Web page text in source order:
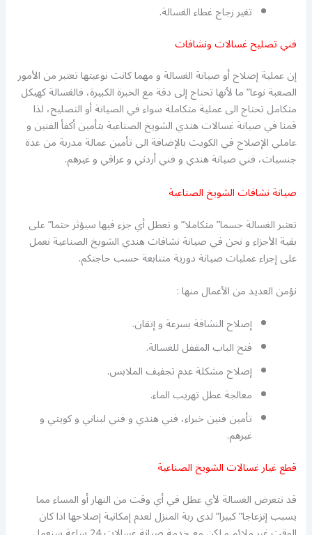
تغير زجاج غطاء الغسالة.
فني تصليح غسالات ونشافات
إن عملية إصلاح أو صيانة الغسالة و مهما كانت نوعيتها تعتبر من الأمور
الصعبة نوعا” ما لأنها تحتاج إلى دقة مع الخبرة الكبيرة، فالغسالة كهيكل
متكامل تحتاج الى عملية متكاملة سواء في الصيانة أو التصليح، لذا
قمنا في صيانة غسالات هندي الشويخ الصناعية بتأمين أكفأ الفنين و
عاملي الإصلاح في الكويت بالإضافة الى تأمين عمالة مدربة من عدة
جنسيات، فني صيانة هندي و فني أردني و عراقي و غيرهم.
صيانة نشافات الشويخ الصناعية
تعتبر الغسالة جسما” متكاملا” و تعطل أي جزء فيها سيؤثر حتما” على
بقية الأجزاء و نحن في صيانة نشافات هندي الشويخ الصناعية نعمل
على إجراء عمليات صيانة دورية متتابعة حسب حاجتكم.
نؤمن العديد من الأعمال منها :
إصلاح النشافة بسرعة و إتقان.
فتح الباب المقفل للغسالة.
إصلاح مشكلة عدم تجفيف الملابس.
معالجة عطل تهريب الماء.
تأمين فنين خبراء، فني هندي و فني لبناني و كويتي و
غيرهم.
قطع غيار غسالات الشويخ الصناعية
قد تتعرض الغسالة لأي عطل في أي وقت من النهار أو المساء مما
يسبب إنزعاجا” كبيرا” لدى ربة المنزل لعدم إمكانية إصلاحها اذا كان